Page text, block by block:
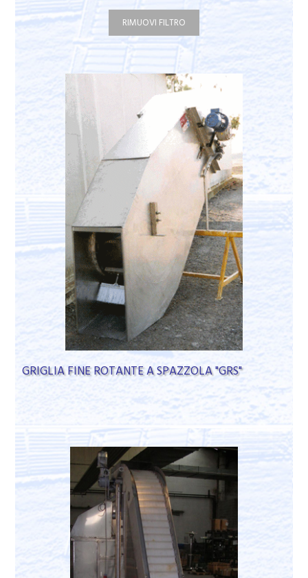
RIMUOVI FILTRO
GRIGLIA FINE ROTANTE A SPAZZOLA "GRS"